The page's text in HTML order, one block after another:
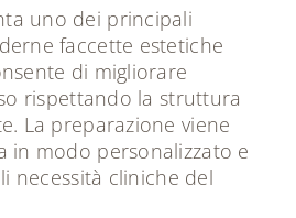
uno dei principali
faccette estetiche
di migliorare
rispettando la struttura
La preparazione viene
in modo personalizzato e
necessità cliniche del